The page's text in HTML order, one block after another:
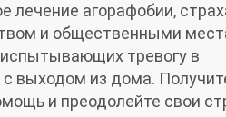
лечение агорафобии,
и общественными
тревогу в
с выходом из дома.
и преодолейте свои